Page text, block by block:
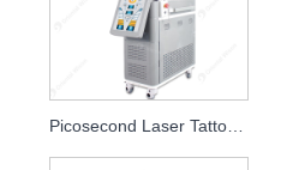
Picosecond Laser Tattoo Verwijdering Carbon Peeling Laser